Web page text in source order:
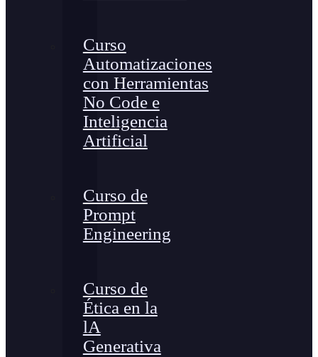
Curso
Automatizaciones
con Herramientas
No Code e
Inteligencia
Artificial
Curso de
Prompt
Engineering
Curso de
Ética en la
lA
Generativa